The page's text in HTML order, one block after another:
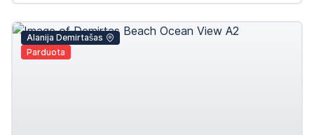
Alanija Demirtašas
Parduota